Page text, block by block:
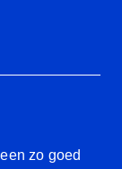
zo goed